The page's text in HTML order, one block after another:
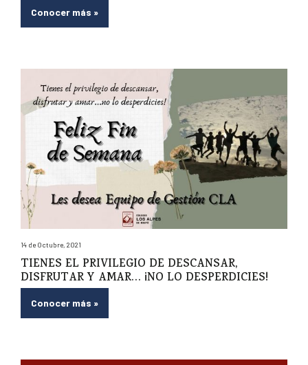
Conocer más »
14 de Octubre, 2021
TIENES EL PRIVILEGIO DE DESCANSAR,
DISFRUTAR Y AMAR… ¡NO LO DESPERDICIES!
Conocer más »